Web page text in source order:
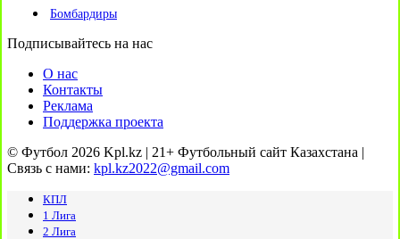
Бомбардиры
Подписывайтесь на нас
О нас
Контакты
Реклама
Поддержка проекта
© Футбол 2026 Kpl.kz | 21+ Футбольный сайт Казахстана |
Связь с нами: kpl.kz2022@gmail.com
КПЛ
1 Лига
2 Лига